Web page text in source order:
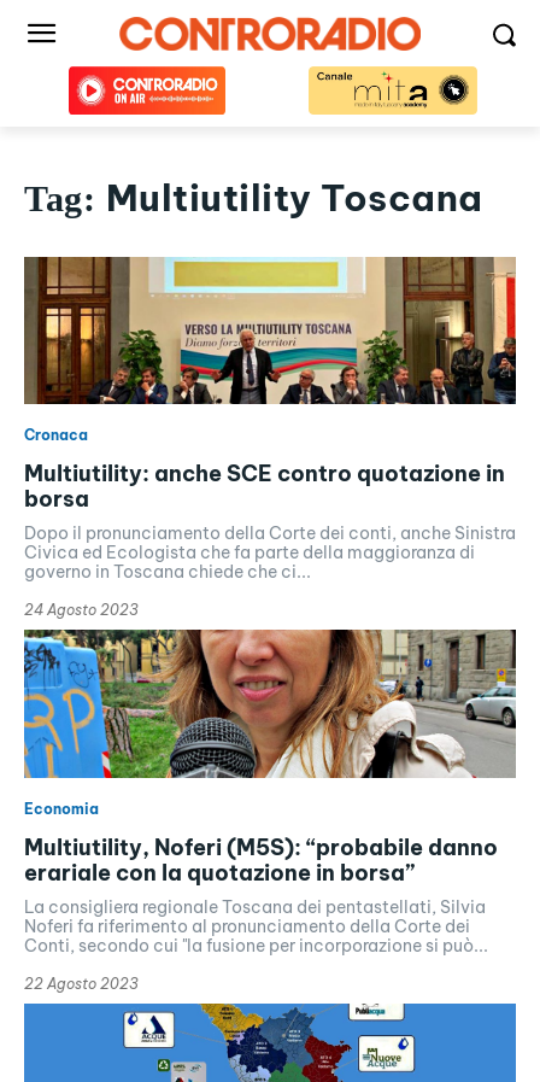
Tag: Multiutility Toscana
Cronaca
Multiutility: anche SCE contro quotazione in
borsa
Dopo il pronunciamento della Corte dei conti, anche Sinistra
Civica ed Ecologista che fa parte della maggioranza di
governo in Toscana chiede che ci...
24 Agosto 2023
Economia
Multiutility, Noferi (M5S): “probabile danno
erariale con la quotazione in borsa”
La consigliera regionale Toscana dei pentastellati, Silvia
Noferi fa riferimento al pronunciamento della Corte dei
Conti, secondo cui "la fusione per incorporazione si può...
22 Agosto 2023